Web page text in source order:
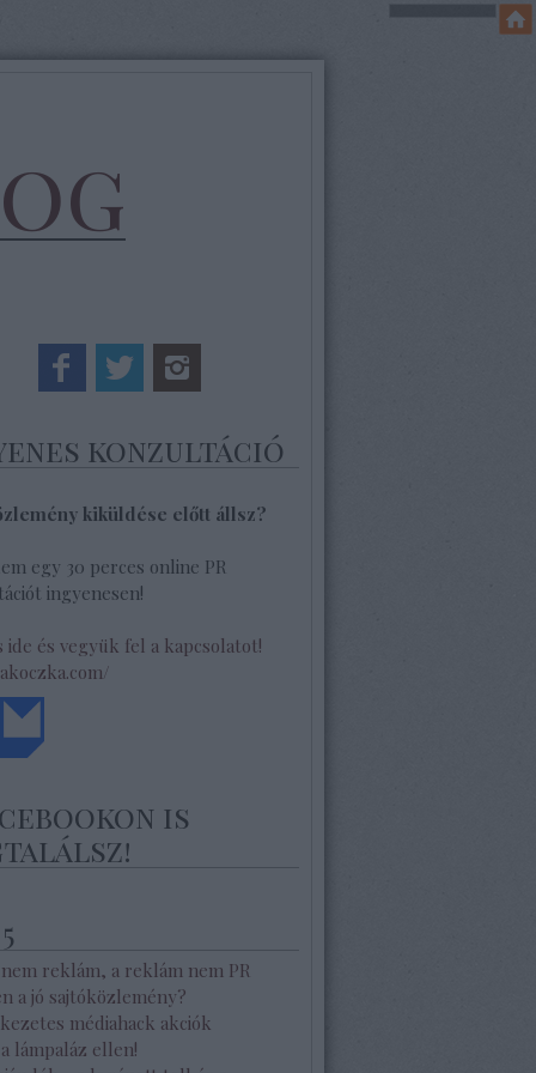
konzultáció
kiküldése előtt állsz?
egy 30 perces online PR
ingyenesen!
ide és vegyük fel a kapcsolatot!
is
nem reklám, a reklám nem PR
a jó sajtóközlemény?
médiahack akciók
lámpaláz ellen!